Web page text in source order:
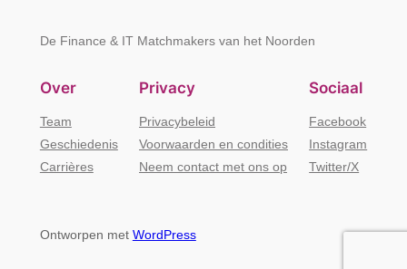
De Finance & IT Matchmakers van het Noorden
Over
Team
Geschiedenis
Carrières
Privacy
Privacybeleid
Voorwaarden en condities
Neem contact met ons op
Sociaal
Facebook
Instagram
Twitter/X
Ontworpen met WordPress